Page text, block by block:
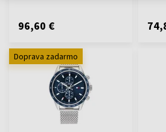
96,60 €
Doprava zadarmo